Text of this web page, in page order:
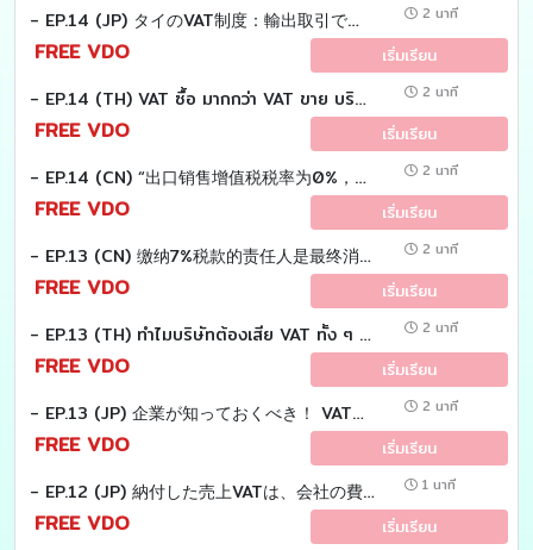
- EP.14 (JP) タイのVAT制度：輸出取引で仕入VATを還付する方法 2 นาที
FREE VDO เริ่มเรียน
- EP.14 (TH) VAT ซื้อ มากกว่า VAT ขาย บริษัทต้องทำอย่างไร ? 2 นาที
FREE VDO เริ่มเรียน
- EP.14 (CN) “出口销售增值税税率为0%，但泰国境内采购增值税税率为7% → 多缴的采购税款可以退还或结转至下个月。” 2 นาที
FREE VDO เริ่มเรียน
- EP.13 (CN) 缴纳7%税款的责任人是最终消费者。公司购买产品并非用于消费，那么公司为什么要缴纳这笔购置税呢？ 2 นาที
FREE VDO เริ่มเรียน
- EP.13 (TH) ทำไมบริษัทต้องเสีย VAT ทั้ง ๆ ที่ไม่ได้ซื้อสินค้ามาบริโภค? 2 นาที
FREE VDO เริ่มเรียน
- EP.13 (JP) 企業が知っておくべき！ VAT（付加価値税）の計算の仕組み? 2 นาที
FREE VDO เริ่มเรียน
- EP.12 (JP) 納付した売上VATは、会社の費用になるのでしょうか？ 1 นาที
FREE VDO เริ่มเรียน